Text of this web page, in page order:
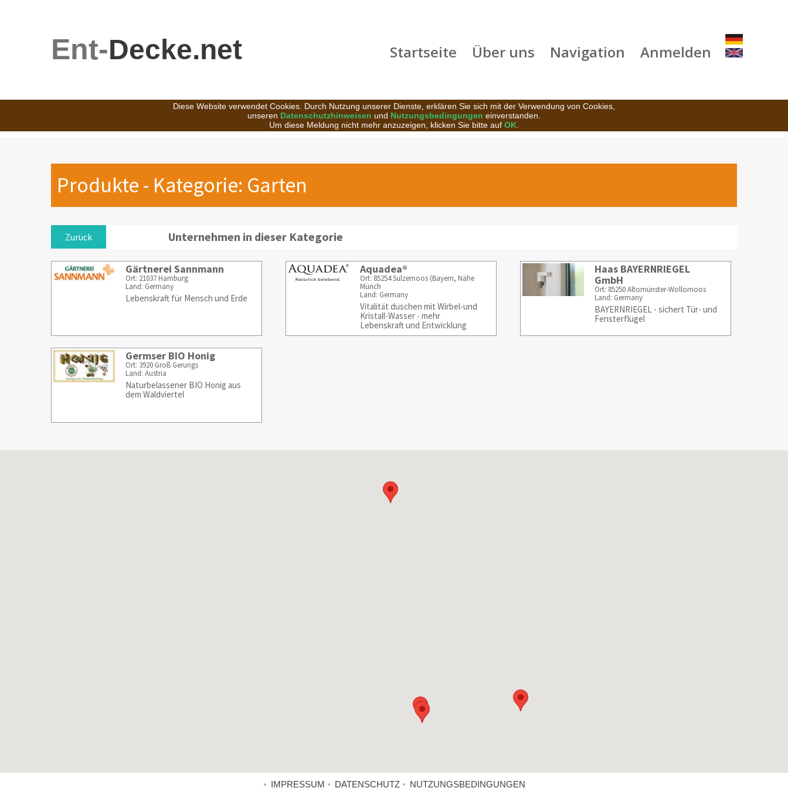
Ent-Decke.net Startseite Über uns Navigation Anmelden
Diese Website verwendet Cookies. Durch Nutzung unserer Dienste, erklären Sie sich mit der Verwendung von Cookies,
unseren Datenschutzhinweisen und Nutzungsbedingungen einverstanden.
Um diese Meldung nicht mehr anzuzeigen, klicken Sie bitte auf OK
Produkte - Kategorie: Garten
Zurück Unternehmen in dieser Kategorie
Gärtnerei Sannmann
Ort: 21037 Hamburg
Land: Germany
Lebenskraft für Mensch und Erde
Aquadea®
Ort: 85254 Sulzemoos (Bayern, Nähe
Münch
Land: Germany
Vitalität duschen mit Wirbel-und
Kristall-Wasser - mehr
Lebenskraft und Entwicklung
Haas BAYERNRIEGEL
GmbH
Ort: 85250 Altomünster-Wollomoos
Land: Germany
BAYERNRIEGEL - sichert Tür- und
Fensterflügel
Germser BIO Honig
Ort: 3920 Groß Gerungs
Land: Austria
Naturbelassener BIO Honig aus
dem Waldviertel
IMPRESSUM DATENSCHUTZ NUTZUNGSBEDINGUNGEN